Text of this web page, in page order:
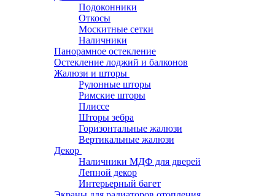
Подоконники
Откосы
Москитные сетки
Наличники
Панорамное остекление
Остекление лоджий и балконов
Жалюзи и шторы
Рулонные шторы
Римские шторы
Плиссе
Шторы зебра
Горизонтальные жалюзи
Вертикальные жалюзи
Декор
Наличники МДФ для дверей
Лепной декор
Интерьерный багет